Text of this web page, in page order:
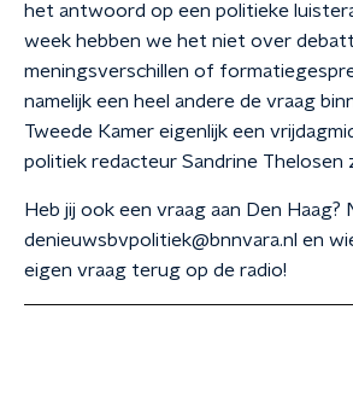
het antwoord op een politieke
week hebben we het niet over
meningsverschillen of
namelijk een heel andere de vraag
Tweede Kamer eigenlijk een
politiek redacteur Sandrine Thelosen
Heb jij ook een vraag aan Den Haag?
denieuwsbvpolitiek@bnnvara.nl en
eigen vraag terug op de radio!